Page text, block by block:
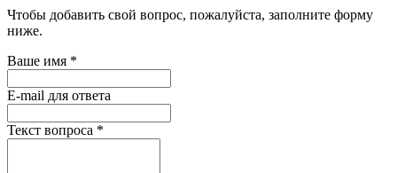
Чтобы добавить свой вопрос, пожалуйста, заполните форму
ниже.
Ваше имя *
E-mail для ответа
Текст вопроса *